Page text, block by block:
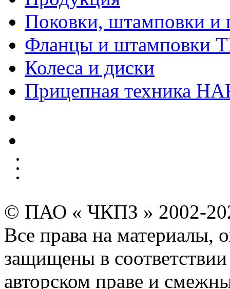
Поковки, штамповки и
Фланцы и штамповки
Колеса и диски
Прицепная техника
© ПАО « ЧКПЗ » 2002-
Все права на материалы,
защищены в соответствии
авторском праве и